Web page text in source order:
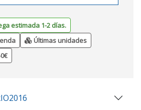
estimada 1-2 días.
Últimas unidades